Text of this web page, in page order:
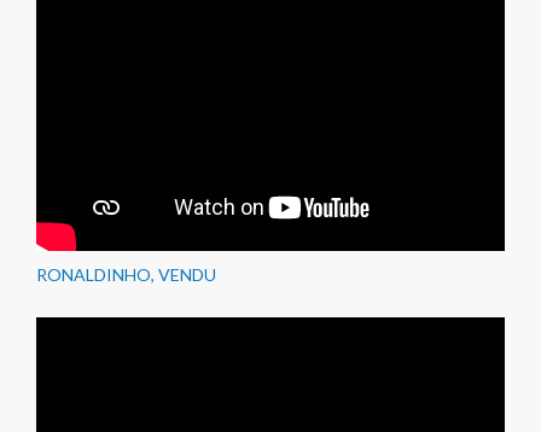
RONALDINHO, VENDU